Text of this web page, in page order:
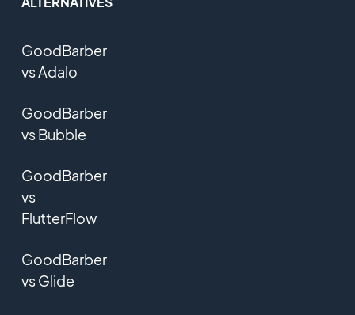
GoodBarber
vs Adalo
GoodBarber
vs Bubble
GoodBarber
vs
FlutterFlow
GoodBarber
vs Glide